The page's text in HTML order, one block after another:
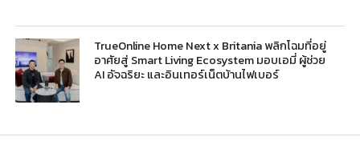
TrueOnline Home Next x Britania พลิกโฉมที่อยู่
อาศัยสู่ Smart Living Ecosystem มอบเอมี่ ผู้ช่วย
AI อัจฉริยะ และอินเทอร์เน็ตบ้านไฟเบอร์